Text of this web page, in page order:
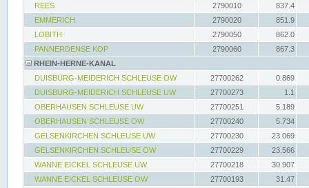
REES
2790010
837.4
EMMERICH
2790020
851.9
LOBITH
2790050
862.0
PANNERDENSE KOP
2790060
867.3
RHEIN-HERNE-KANAL
DUISBURG-MEIDERICH SCHLEUSE OW
27700262
0.869
DUISBURG-MEIDERICH SCHLEUSE UW
27700273
1.1
OBERHAUSEN SCHLEUSE UW
27700251
5.189
OBERHAUSEN SCHLEUSE OW
27700240
5.734
GELSENKIRCHEN SCHLEUSE UW
27700230
23.069
GELSENKIRCHEN SCHLEUSE OW
27700229
23.566
WANNE EICKEL SCHLEUSE UW
27700218
30.907
WANNE EICKEL SCHLEUSE OW
27700193
31.47